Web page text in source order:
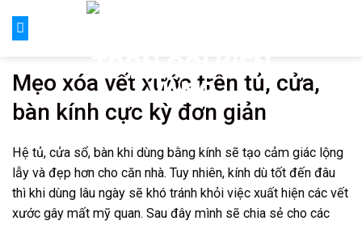
Mẹo xóa vết xước trên tủ, cửa,
bàn kính cực kỳ đơn giản
Hệ tủ, cửa sổ, bàn khi dùng bằng kính sẽ tạo cảm giác lộng
lẫy và đẹp hơn cho căn nhà. Tuy nhiên, kính dù tốt đến đâu
thì khi dùng lâu ngày sẽ khó tránh khỏi việc xuất hiện các vết
xước gây mất mỹ quan. Sau đây mình sẽ chia sẻ cho các